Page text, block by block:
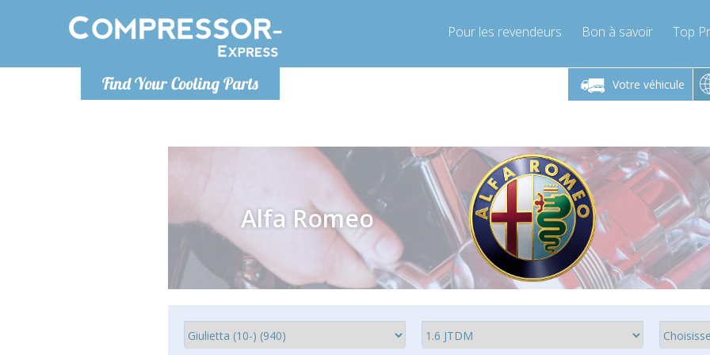
Find Your Cooling Parts
Pour les revendeurs Bon à savoir Top
Votre véhicule
Lundi-Vendredi 9h-17h Lundi-Vendredi 9h-17h
info@compressor-express.fr
Lundi-
Alfa Romeo